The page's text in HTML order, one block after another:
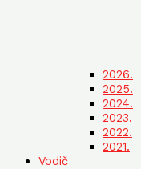
2026.
2025.
2024.
2023.
2022.
2021.
Vodič